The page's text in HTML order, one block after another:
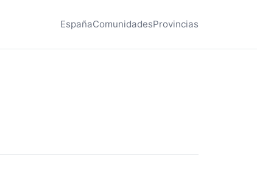
EspañaComunidadesProvincias